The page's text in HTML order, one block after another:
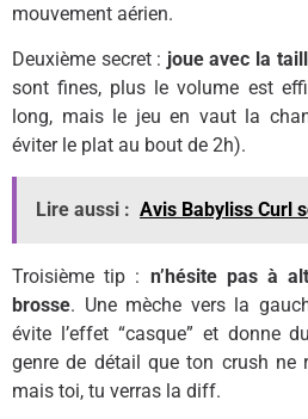
mouvement aérien.
Deuxième secret : joue avec la
sont fines, plus le volume est
long, mais le jeu en vaut la
éviter le plat au bout de 2h).
Lire aussi : Avis Babyliss Curl
Troisième tip : n’hésite pas à
brosse. Une mèche vers la
évite l’effet “casque” et donne
genre de détail que ton crush ne
mais toi, tu verras la diff.